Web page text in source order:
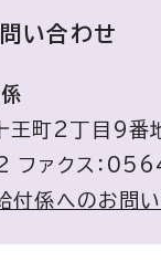
い合わせ
2丁目9番地
ファクス：
係へのお問